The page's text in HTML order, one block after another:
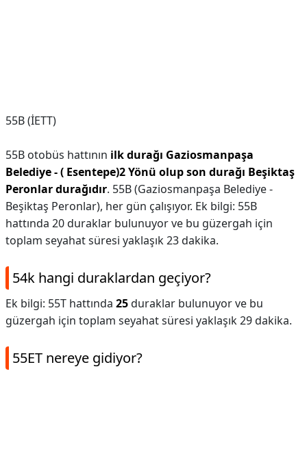
55B (İETT)
55B otobüs hattının ilk durağı Gaziosmanpaşa
Belediye - ( Esentepe)2 Yönü olup son durağı Beşiktaş
Peronlar durağıdır. 55B (Gaziosmanpaşa Belediye -
Beşiktaş Peronlar), her gün çalışıyor. Ek bilgi: 55B
hattında 20 duraklar bulunuyor ve bu güzergah için
toplam seyahat süresi yaklaşık 23 dakika.
54k hangi duraklardan geçiyor?
Ek bilgi: 55T hattında 25duraklar bulunuyor ve bu
güzergah için toplam seyahat süresi yaklaşık 29 dakika.
55ET nereye gidiyor?